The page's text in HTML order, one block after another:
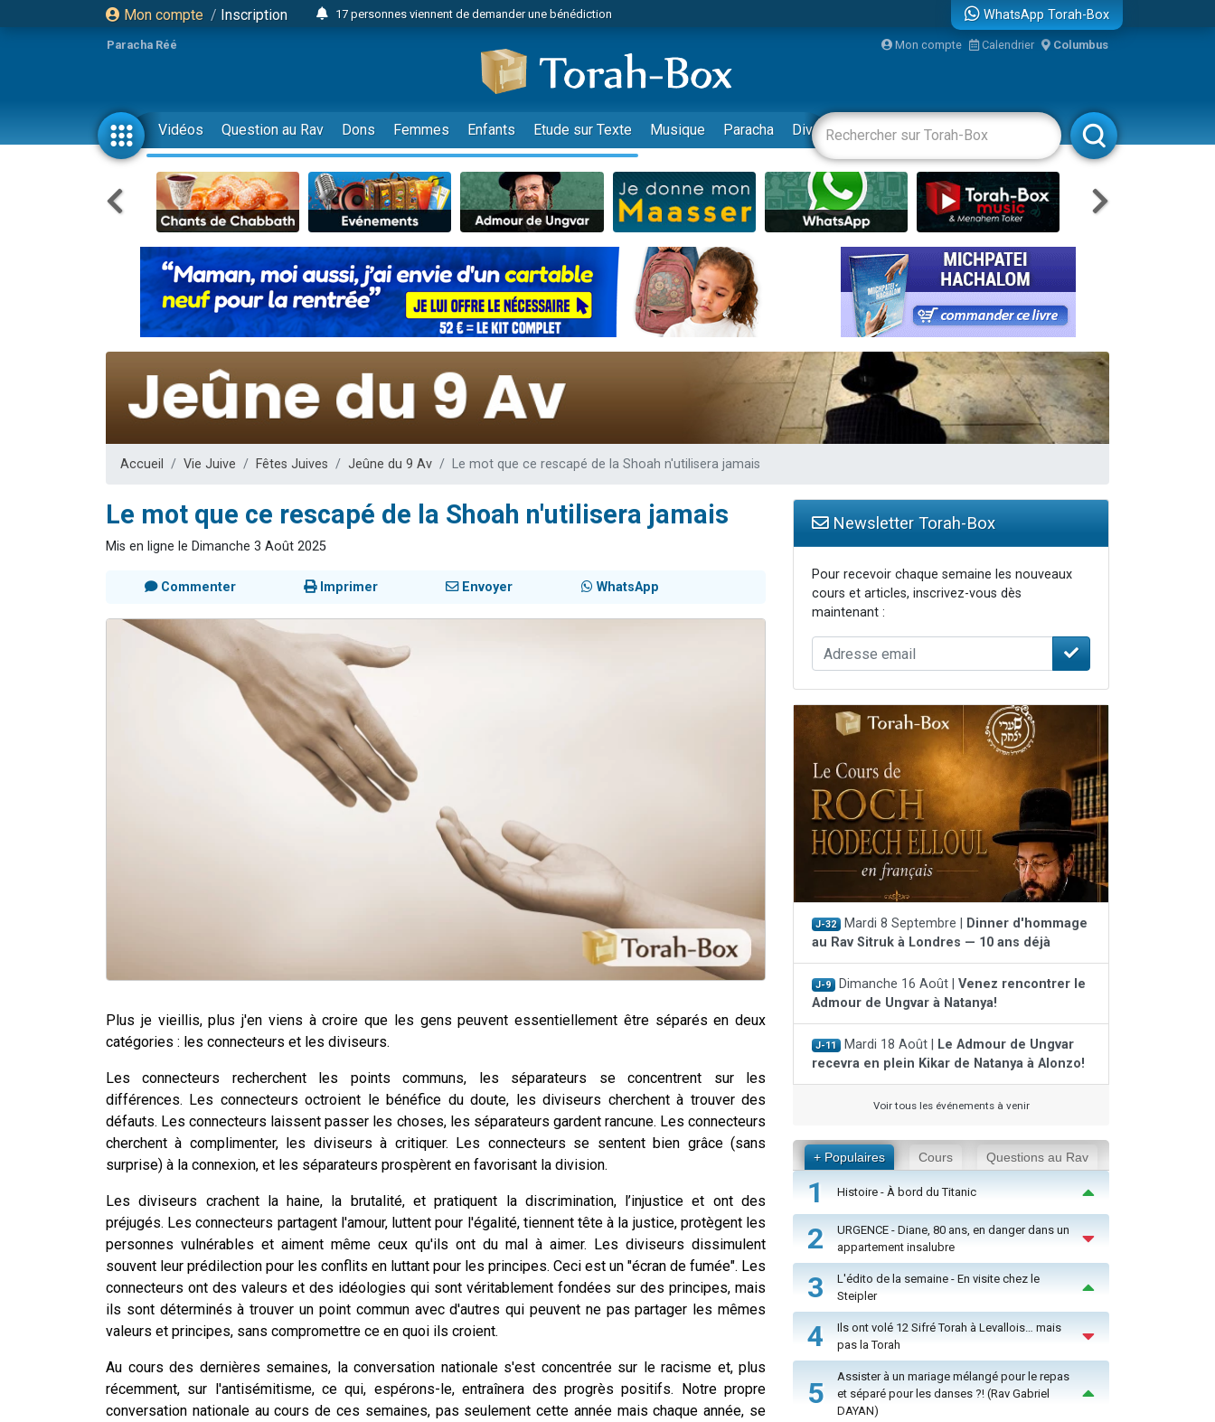
Mon compte / Inscription
17 personnes viennent de demander une bénédiction
Il reste 49 places pour étudier en groupe sur Zoom
23 personnes viennent de faire un don pour Diane, 80 ans, dans un appartement insalubre
Eva vient de donner son Maasser
4 personnes viennent de nous rejoindre sur WhatsApp
3 personnes viennent de nous rejoindre sur WhatsApp
3 personnes viennent de faire un don pour 5 jours de vacances aux Orphelins
Odaya vient de donner son Maasser
13 personnes viennent de demander une bénédiction
2 personnes viennent de nous rejoindre sur WhatsApp
30 personnes viennent de faire un don pour Sauvez la jambe de Yohan
12 nouvelles musiques dans Torah-Box Music
3 personnes viennent de nous rejoindre sur WhatsApp
2 personnes viennent de nous rejoindre sur WhatsApp
2 nouvelles musiques dans Torah-Box Music
3 personnes viennent de nous rejoindre sur WhatsApp
8 personnes viennent de faire un don pour Tsédaka : pauvres d'Israel
2 personnes viennent de faire un don pour 1 Journée de Vacances Pour les Enfants
WhatsApp Torah-Box
Paracha Réé Mon compte Calendrier Columbus
Vidéos Question au Rav Dons Femmes Enfants Etude sur Texte Musique Paracha Divertissements Livres Rabbanim
Accueil Vie Juive Fêtes Juives Jeûne du 9 Av Le mot que ce rescapé de la Shoah n'utilisera jamais
Le mot que ce rescapé de la Shoah n'utilisera jamais
Mis en ligne le Dimanche 3 Août 2025
Commenter Imprimer Envoyer WhatsApp
Plus je vieillis, plus j'en viens à croire que les gens peuvent essentiellement être séparés en deux
catégories : les connecteurs et les diviseurs.
Les connecteurs recherchent les points communs, les séparateurs se concentrent sur les
différences. Les connecteurs octroient le bénéfice du doute, les diviseurs cherchent à trouver des
défauts. Les connecteurs laissent passer les choses, les séparateurs gardent rancune. Les connecteurs
cherchent à complimenter, les diviseurs à critiquer. Les connecteurs se sentent bien grâce (sans
surprise) à la connexion, et les séparateurs prospèrent en favorisant la division.
Les diviseurs crachent la haine, la brutalité, et pratiquent la discrimination, l’injustice et ont des
préjugés. Les connecteurs partagent l'amour, luttent pour l'égalité, tiennent tête à la justice, protègent les
personnes vulnérables et aiment même ceux qu'ils ont du mal à aimer. Les diviseurs dissimulent
souvent leur prédilection pour les conflits en luttant pour les principes. Ceci est un "écran de fumée". Les
connecteurs ont des valeurs et des idéologies qui sont véritablement fondées sur des principes, mais
ils sont déterminés à trouver un point commun avec d'autres qui peuvent ne pas partager les mêmes
valeurs et principes, sans compromettre ce en quoi ils croient.
Au cours des dernières semaines, la conversation nationale s'est concentrée sur le racisme et, plus
récemment, sur l'antisémitisme, ce qui, espérons-le, entraînera des progrès positifs. Notre propre
conversation nationale au cours de ces semaines, pas seulement cette année mais chaque année, se
Newsletter Torah-Box
Pour recevoir chaque semaine les nouveaux
cours et articles, inscrivez-vous dès
maintenant :
J-32 Mardi 8 Septembre |
Dinner d'hommage
au Rav Sitruk à Londres — 10 ans déjà
J-9 Dimanche 16 Août | Venez rencontrer le
Admour de Ungvar à Natanya!
J-11 Mardi 18 Août |
Le Admour de Ungvar
recevra en plein Kikar de Natanya à Alonzo!
Voir tous les événements à venir
+ Populaires Cours Questions au Rav
1 Histoire - À bord du Titanic
2
URGENCE - Diane, 80 ans, en danger dans un
appartement insalubre
3
L'édito de la semaine - En visite chez le
Steipler
4
Ils ont volé 12 Sifré Torah à Levallois… mais
pas la Torah
5
Assister à un mariage mélangé pour le repas
et séparé pour les danses ?! (Rav Gabriel
DAYAN)